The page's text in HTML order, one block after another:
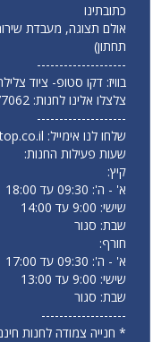
כתובתינו
תחתון)
--------------------
בוויז: דקו סטופ- ציוד צלילה
צלצלו אלינו לחנות:
--------------------
שלחו לנו אימייל:
שעות פעילות החנות:
קיץ:
א' - ה': 09:30 עד 18:00
שישי: 9:00 עד 14:00
שבת: סגור
חורף:
א' - ה': 09:30 עד 17:00
שישי: 9:00 עד 13:00
שבת: סגור
-------------------
* חנייה צמודה לחנות חינם